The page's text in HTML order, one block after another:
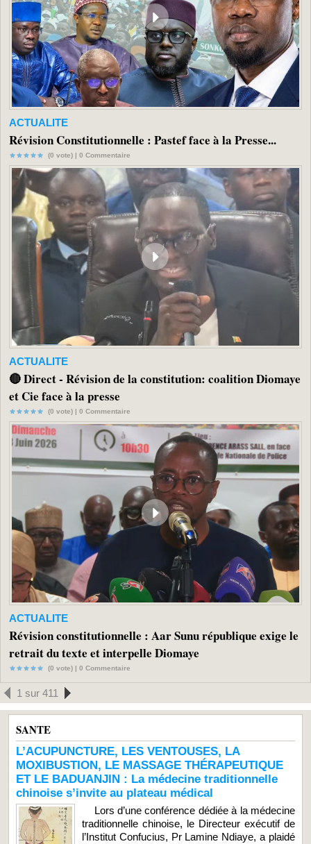
ACTUALITE
Révision Constitutionnelle : Pastef face à la Presse...
(0 vote) | 0 Commentaire
ACTUALITE
🔴 Direct - Révision de la constitution: coalition Diomaye
et Cie face à la presse
(0 vote) | 0 Commentaire
ACTUALITE
Révision constitutionnelle : Aar Sunu république exige le
retrait du texte et interpelle Diomaye
(0 vote) | 0 Commentaire
1 sur 411
SANTE
L’ACUPUNCTURE, LES VENTOUSES, LA
MOXIBUSTION, LE MASSAGE THÉRAPEUTIQUE
ET LE BADUANJIN : La médecine traditionnelle
chinoise s’invite au plateau médical
Lors d’une conférence dédiée à la médecine
traditionnelle chinoise, le Directeur exécutif de
l’Institut Confucius, Pr Lamine Ndiaye, a plaidé